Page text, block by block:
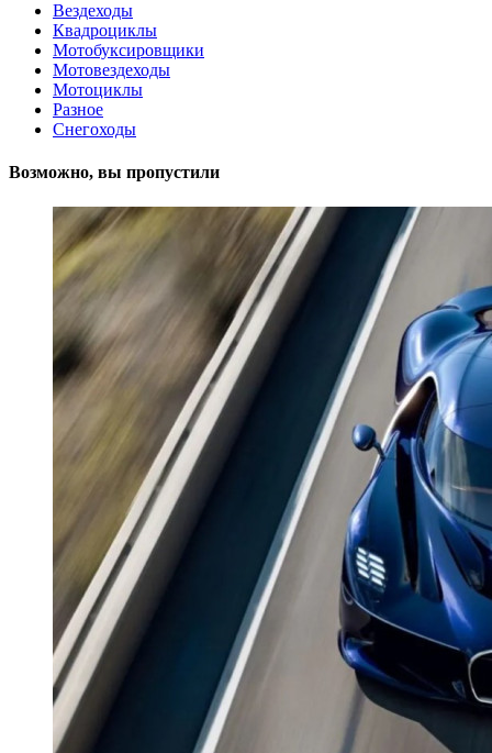
Вездеходы
Квадроциклы
Мотобуксировщики
Мотовездеходы
Мотоциклы
Разное
Снегоходы
Возможно, вы пропустили